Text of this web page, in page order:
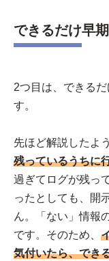
できるだけ早
2つ目は、できる
す。
先ほど解説したよ
残っているうちに
過ぎてログが残っ
ったとしても、開
ん。「ない」情報
です。そのため、
気付いたら、でき